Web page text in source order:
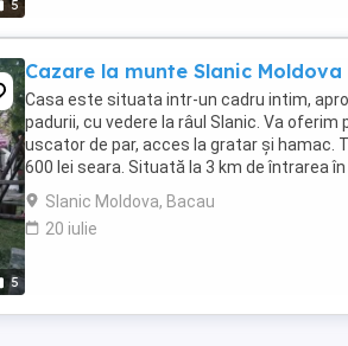
5
5
Cazare la munte Slanic Moldova
Casa este situata intr-un cadru intim,
padurii, cu vedere la râul Slanic. Va
uscator de par, acces la gratar și hamac.
600 lei seara. Situată la 3 km de întrarea
Târgu Ocna casuta ...
Slanic Moldova, Bacau
20 iulie